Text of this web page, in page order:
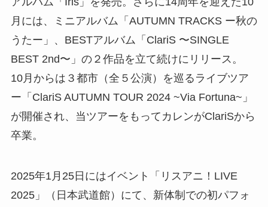
月には、ミニアルバム「AUTUMN TRACKS ー秋の
うたー」、BESTアルバム「ClariS 〜SINGLE
BEST 2nd〜」の２作品を立て続けにリリース。
10月からは３都市（全５公演）を巡るライブツア
ー「ClariS AUTUMN TOUR 2024 ~Via Fortuna~」
が開催され、当ツアーをもってカレンがClariSから
卒業。
2025年1月25日にはイベント「リスアニ！LIVE
2025」（日本武道館）にて、新体制での初パフォ